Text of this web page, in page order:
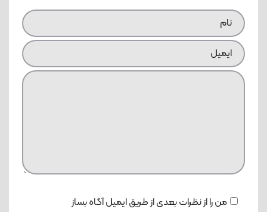
من را از نظرات بعدی از طریق ایمیل آگاه بساز